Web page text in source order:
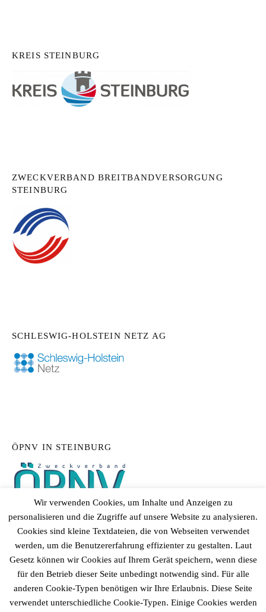
KREIS STEINBURG
ZWECKVERBAND BREITBANDVERSORGUNG
STEINBURG
SCHLESWIG-HOLSTEIN NETZ AG
ÖPNV IN STEINBURG
Wir verwenden Cookies, um Inhalte und Anzeigen zu
personalisieren und die Zugriffe auf unsere Website zu analysieren.
Cookies sind kleine Textdateien, die von Webseiten verwendet
werden, um die Benutzererfahrung effizienter zu gestalten. Laut
Gesetz können wir Cookies auf Ihrem Gerät speichern, wenn diese
für den Betrieb dieser Seite unbedingt notwendig sind. Für alle
anderen Cookie-Typen benötigen wir Ihre Erlaubnis. Diese Seite
verwendet unterschiedliche Cookie-Typen. Einige Cookies werden